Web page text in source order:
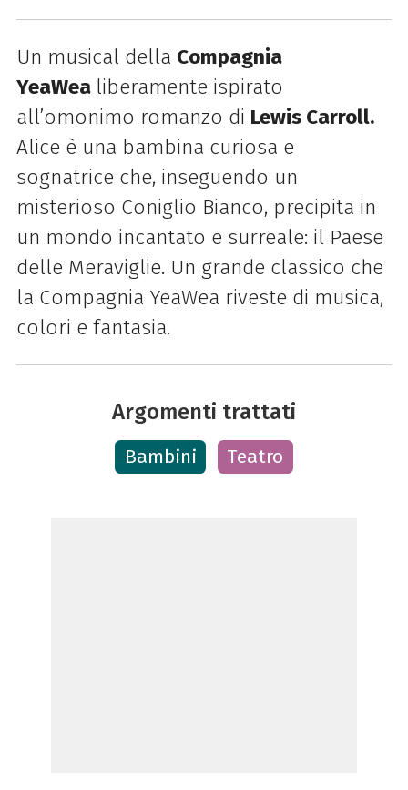
Un musical della Compagnia
YeaWea liberamente ispirato
all’omonimo romanzo di Lewis Carroll.
Alice è una bambina curiosa e
sognatrice che, inseguendo un
misterioso Coniglio Bianco, precipita in
un mondo incantato e surreale: il Paese
delle Meraviglie. Un grande classico che
la Compagnia YeaWea riveste di musica,
colori e fantasia.
Argomenti trattati
Bambini Teatro